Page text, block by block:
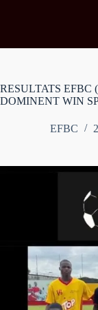
RESULTATS EFBC
DOMINENT WIN
EFBC